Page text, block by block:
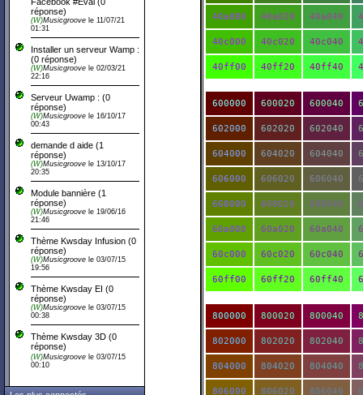
réponse)
(W)Musicgroove le 11/07/21
01:31
Installer un serveur Wamp :
(0 réponse)
(W)Musicgroove le 02/03/21
22:16
Serveur Uwamp : (0
réponse)
(W)Musicgroove le 16/10/17
00:43
demande d aide (1
réponse)
(W)Musicgroove le 13/10/17
20:35
Module bannière (1
réponse)
(W)Musicgroove le 19/06/16
21:46
Thème Kwsday Infusion (0
réponse)
(W)Musicgroove le 03/07/15
19:56
Thème Kwsday EI (0
réponse)
(W)Musicgroove le 03/07/15
00:38
Thème Kwsday 3D (0
réponse)
(W)Musicgroove le 03/07/15
00:10
40a000 40a020 40a040
40c000 40c020 40c040
40ff00 40ff20 40ff40
600000 600020 600040
602000 602020 602040
604000 604020 604040
606000 606020 606040
608000 608020 608040
60a000 60a020 60a040
60c000 60c020 60c040
60ff00 60ff20 60ff40
800000 800020 800040
802000 802020 802040
804000 804020 804040
806000 806020 806040